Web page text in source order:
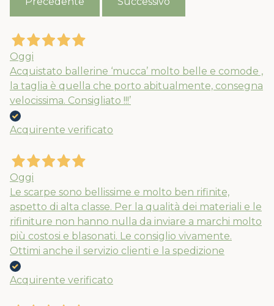
Oggi
Acquistato ballerine ‘mucca’ molto belle e comode ,
la taglia è quella che porto abitualmente, consegna
velocissima. Consigliato !!!’
Acquirente verificato
Oggi
Le scarpe sono bellissime e molto ben rifinite,
aspetto di alta classe. Per la qualità dei materiali e le
rifiniture non hanno nulla da inviare a marchi molto
più costosi e blasonati. Le consiglio vivamente.
Ottimi anche il servizio clienti e la spedizione
Acquirente verificato
Nuovi ribassi fino al 70%
Spedizioni garantite prima della
entro il 5/08